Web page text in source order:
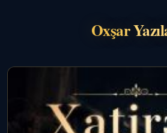
Oxşar